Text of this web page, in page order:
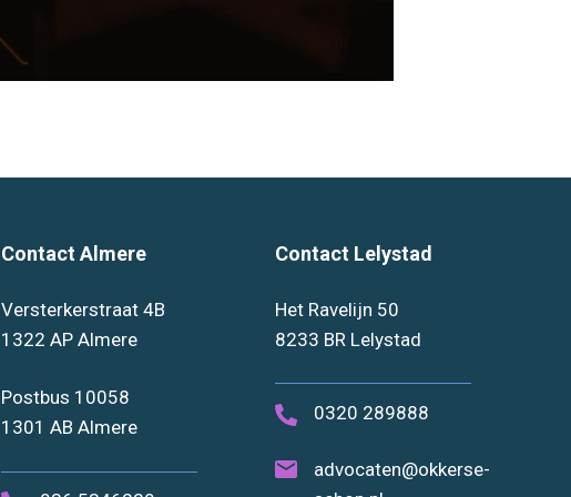
Contact Almere
Versterkerstraat 4B
1322 AP Almere
Postbus 10058
1301 AB Almere
Contact Lelystad
Het Ravelijn 50
8233 BR Lelystad
0320 289888
advocaten@okkerse-